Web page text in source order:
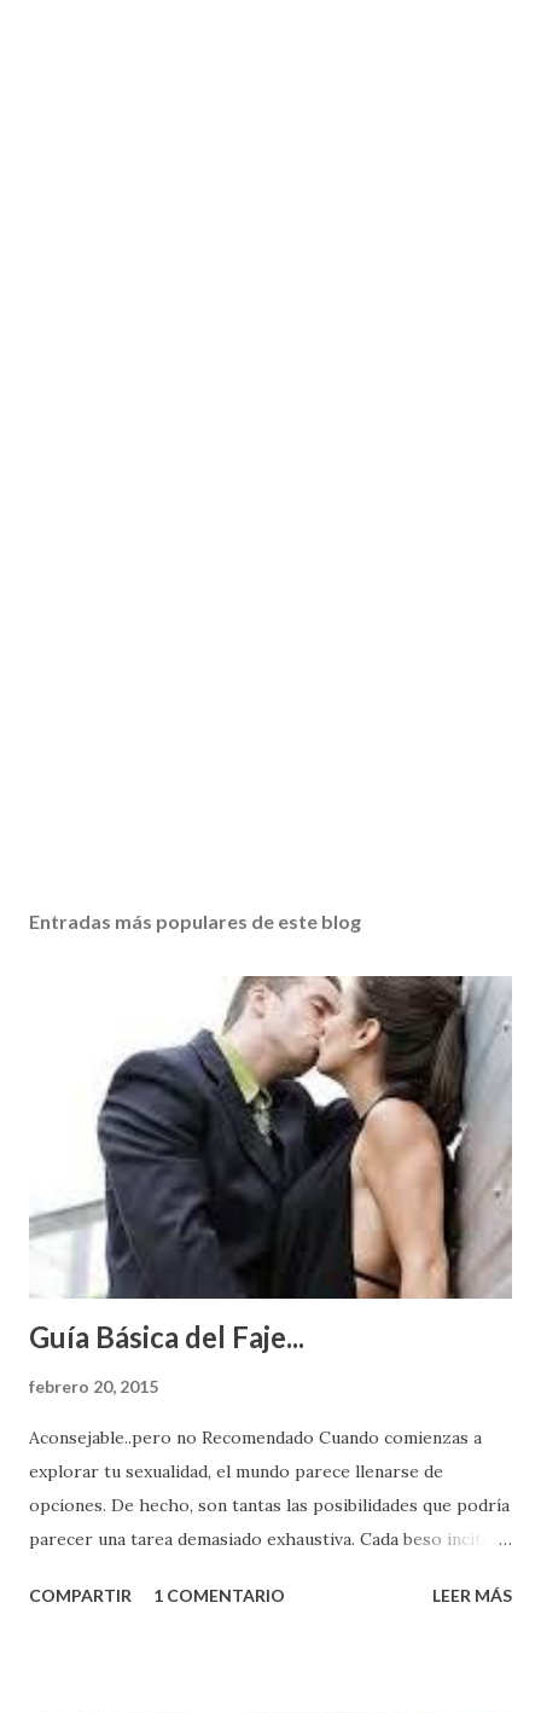
Entradas más populares de este blog
Guía Básica del Faje...
febrero 20, 2015
Aconsejable..pero no Recomendado Cuando comienzas a
explorar tu sexualidad, el mundo parece llenarse de
opciones. De hecho, son tantas las posibilidades que podría
parecer una tarea demasiado exhaustiva. Cada beso incita
partes de ti que jamás hubieras imaginado. El problema es
COMPARTIR 1 COMENTARIO LEER MÁS